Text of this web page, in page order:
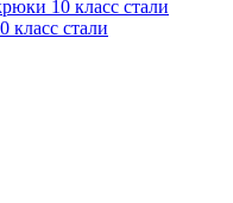
10 класс стали
стали